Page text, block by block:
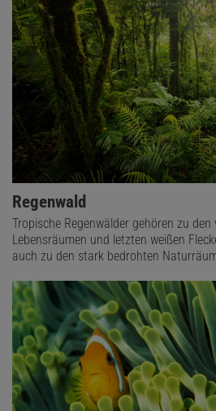
Regenwald
Tropische Regenwälder gehören zu
Lebensräumen und letzten weißen
auch zu den stark bedrohten